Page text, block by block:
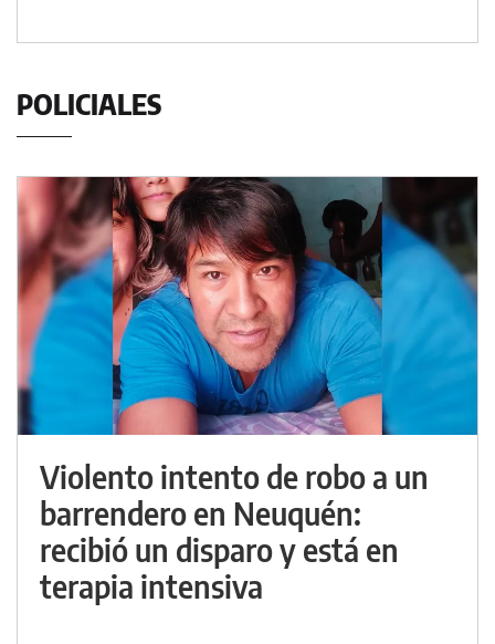
POLICIALES
Violento intento de robo a un
barrendero en Neuquén:
recibió un disparo y está en
terapia intensiva